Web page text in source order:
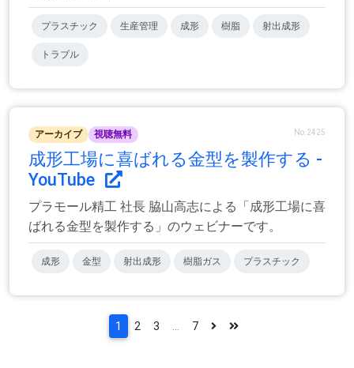
プラスチック 生産管理 成形 樹脂 射出成形
トラブル
アーカイブ 視聴無料 No.2425
成形工場に喜ばれる金型を製作する -
YouTube
プラモール精工 社長 脇山高志による「成形工場に喜
ばれる金型を製作する」のウェビナーです。
成形 金型 射出成形 樹脂ガス プラスチック
1 2 3 7